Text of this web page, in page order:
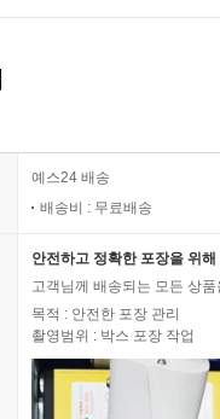
예스24 배송
배송비 : 무료배송
안전하고 정확한 포장을 위
고객님께 배송되는 모든 상
목적 : 안전한 포장 관리
촬영범위 : 박스 포장 작업